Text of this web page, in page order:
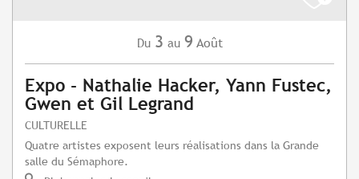
Du 3 au 9 Août
Expo - Nathalie Hacker, Yann Fustec,
Gwen et Gil Legrand
CULTURELLE
Quatre artistes exposent leurs réalisations dans la Grande
salle du Sémaphore.